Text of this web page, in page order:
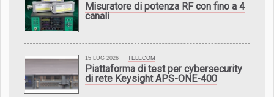
Misuratore di potenza RF con fino a 4
canali
15 LUG 2026 TELECOM
Piattaforma di test per cybersecurity
di rete Keysight APS-ONE-400